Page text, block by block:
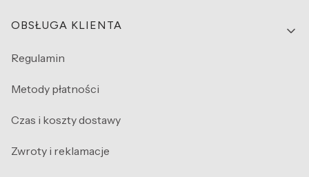
OBSŁUGA KLIENTA
Regulamin
Metody płatności
Czas i koszty dostawy
Zwroty i reklamacje